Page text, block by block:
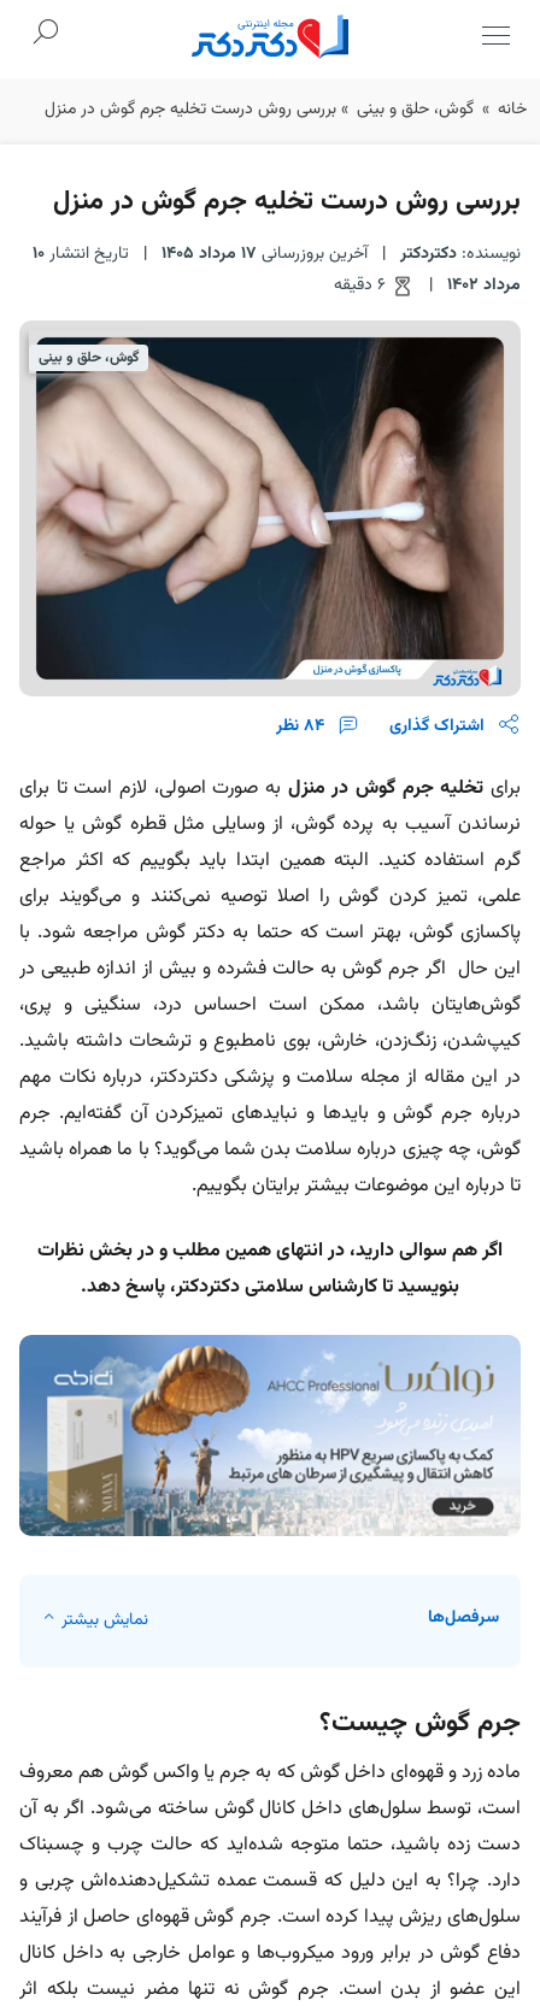
Skip
خانه » گوش، حلق و بینی »بررسی روش درست تخلیه جرم گوش در منزل
بررسی روش درست تخلیه جرم گوش در منزل
نویسنده: دکتردکتر | آخرین بروزرسانی 17 مرداد 1405 | تاریخ انتشار10
مرداد 1402
|
گوش، حلق و بینی
اشتراک گذاری 84نظر
برای تخلیه جرم گوش در منزل به صورت اصولی، لازم است تا برای
نرساندن آسیب به پرده گوش، از وسایلی مثل قطره گوش یا حوله
گرم استفاده کنید. البته همین ابتدا باید بگوییم که اکثر مراجع
علمی، تمیز کردن گوش را اصلا توصیه نمی‌کنند و می‌گویند برای
پاکسازی گوش، بهتر است که حتما به دکتر گوش مراجعه شود. با
این حال اگر جرم گوش به حالت فشرده و بیش از اندازه طبیعی در
گوش‌هایتان باشد، ممکن است احساس درد، سنگینی و پری،
کیپ‌شدن، زنگ‌زدن، خارش، بوی نامطبوع و ترشحات داشته باشید.
در این مقاله از مجله سلامت و پزشکی دکتردکتر، درباره نکات مهم
درباره جرم گوش و بایدها و نبایدهای تمیزکردن آن گفته‌ایم. جرم
گوش، چه چیزی درباره سلامت بدن شما می‌گوید؟ با ما همراه باشید
تا درباره این موضوعات بیشتر برایتان بگوییم.
اگر هم سوالی دارید، در انتهای همین مطلب و در بخش نظرات
بنویسید تا کارشناس سلامتی دکتردکتر، پاسخ دهد.
سرفصل‌ها نمایش بیشتر
جرم گوش چیست؟
ماده زرد و قهوه‌ای داخل گوش که به جرم یا واکس گوش هم معروف
است، توسط سلول‌های داخل کانال گوش ساخته می‌شود. اگر به آن
دست زده باشید، حتما متوجه شده‌اید که حالت چرب و چسبناک
دارد. چرا؟ به این دلیل که قسمت عمده تشکیل‌دهنده‌اش چربی و
سلول‌های ریزش پیدا کرده است. جرم گوش قهوه‌ای حاصل از فرآیند
دفاع گوش در برابر ورود میکروب‌ها و عوامل خارجی به داخل کانال
این عضو از بدن است. جرم گوش نه تنها مضر نیست بلکه اثر